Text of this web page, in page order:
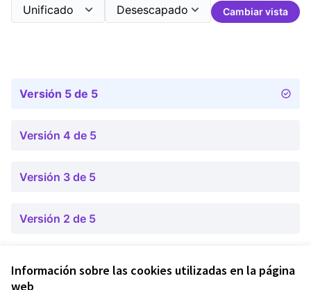
Información sobre las cookies utilizadas en la página
web
Cambiar vista
Versión 5 de 5
Versión 4 de 5
Versión 3 de 5
Versión 2 de 5